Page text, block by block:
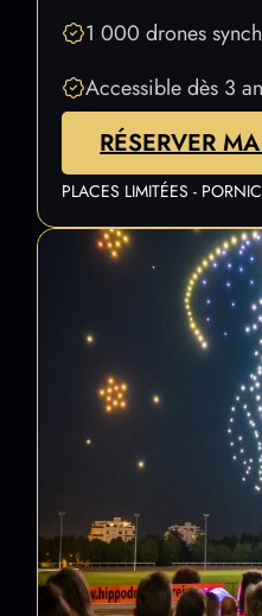
1 000 drones
Accessible dès 3
RÉSERVER
PLACES LIMITÉES -